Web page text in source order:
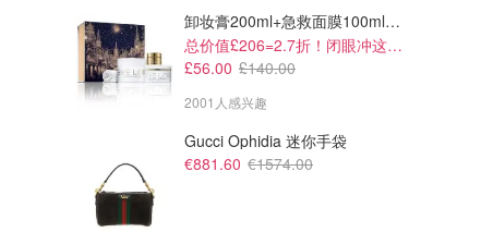
卸妆膏200ml+急救面膜100ml+青春面霜15ml
总价值£206=2.7折！闭眼冲这套！
£56.00 £140.00
2001人感兴趣
Gucci Ophidia 迷你手袋
€881.60 €1574.00